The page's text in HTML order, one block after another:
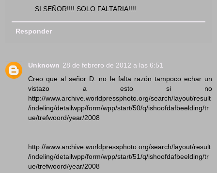
SI SEÑOR!!!! SOLO FALTARIA!!!!
Responder
Unknown 28 de febrero de 2012 a las 6:51
Creo que al señor D. no le falta razón tampoco echar un
vistazo a esto si no
http://www.archive.worldpressphoto.org/search/layout/result
/indeling/detailwpp/form/wpp/start/50/q/ishoofdafbeelding/tr
ue/trefwoord/year/2008
http://www.archive.worldpressphoto.org/search/layout/result
/indeling/detailwpp/form/wpp/start/51/q/ishoofdafbeelding/tr
ue/trefwoord/year/2008